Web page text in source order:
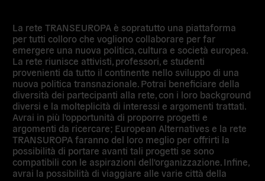
La rete TRANSEUROPA è sopratutto una piattaforma
per tutti colloro che vogliono collaborare per far
emergere una nuova politica, cultura e società europea.
La rete riunisce attivisti, professori, e studenti
provenienti da tutto il continente nello sviluppo di una
nuova politica transnazionale. Potrai beneficiare della
diversità dei partecipanti alla rete, con i loro background
diversi e la molteplicità di interessi e argomenti trattati.
Avrai in più l'opportunità di proporre progetti e
argomenti da ricercare; European Alternatives e la rete
TRANSUROPA faranno del loro meglio per offrirti la
possibilità di portare avanti tali progetti se sono
compatibili con le aspirazioni dell'organizzazione. Infine,
avrai la possibilità di viaggiare alle varie città della